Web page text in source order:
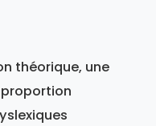
théorique, une